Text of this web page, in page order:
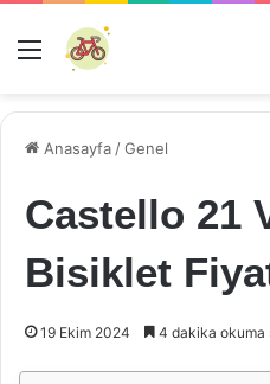
Menü
Anasayfa /Genel
Castello 21
Bisiklet
19 Ekim 2024 4 dakika okuma